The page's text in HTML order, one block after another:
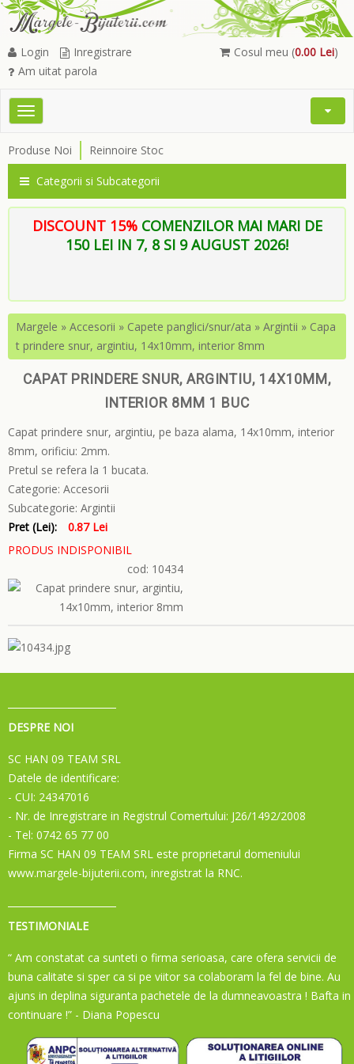
Cosul meu (0.00 Lei)
Login
Inregistrare
Am uitat parola
Toggle
Open
Produse Noi Reinnoire Stoc
Categorii si Subcategorii
DISCOUNT 15% COMENZILOR MAI MARI DE
150 LEI IN 7, 8 SI 9 AUGUST 2026!
Margele » Accesorii » Capete panglici/snur/ata » Argintii » Capa
t prindere snur, argintiu, 14x10mm, interior 8mm
CAPAT PRINDERE SNUR, ARGINTIU, 14X10MM,
INTERIOR 8MM 1 BUC
Capat prindere snur, argintiu, pe baza alama, 14x10mm, interior
8mm, orificiu: 2mm.
Pretul se refera la 1 bucata.
Categorie: Accesorii
Subcategorie: Argintii
Pret (Lei):
0.87 Lei
PRODUS INDISPONIBIL
cod: 10434
DESPRE NOI
SC HAN 09 TEAM SRL
Datele de identificare:
- CUI: 24347016
- Nr. de Inregistrare in Registrul Comertului: J26/1492/2008
- Tel: 0742 65 77 00
Firma SC HAN 09 TEAM SRL este proprietarul domeniului
www.margele-bijuterii.com, inregistrat la RNC.
TESTIMONIALE
“ Am constatat ca sunteti o firma serioasa, care ofera servicii de
buna calitate si sper ca si pe viitor sa colaboram la fel de bine. Au
ajuns in deplina siguranta pachetele de la dumneavoastra ! Bafta in
continuare !” - Diana Popescu